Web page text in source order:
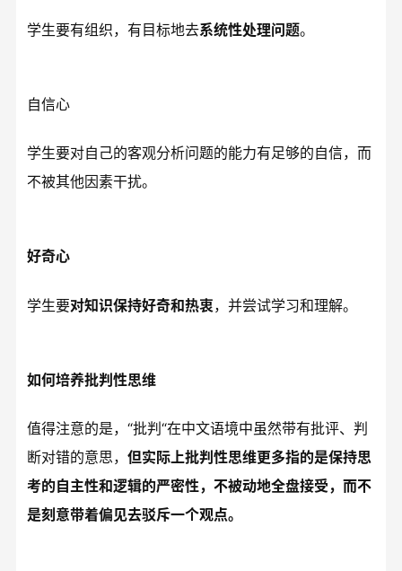
学生要有组织，有目标地去系统性处理问题。
自信心
学生要对自己的客观分析问题的能力有足够的自信，而
不被其他因素干扰。
好奇心
学生要对知识保持好奇和热衷，并尝试学习和理解。
如何培养批判性思维
值得注意的是，“批判“在中文语境中虽然带有批评、判
断对错的意思， 但实际上批判性思维更多指的是保持思
考的自主性和逻辑的严密性，不被动地全盘接受，而不
是刻意带着偏见去驳斥一个观点。